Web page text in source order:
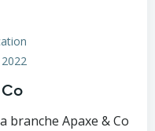
branche Apaxe & Co